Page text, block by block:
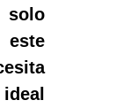
este